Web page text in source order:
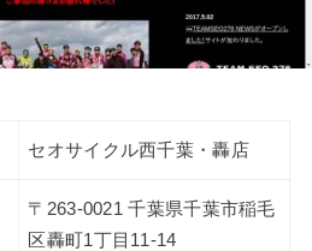
セオサイクル西千葉・轟店
〒263-0021 千葉県千葉市稲毛
区轟町1丁目11-14